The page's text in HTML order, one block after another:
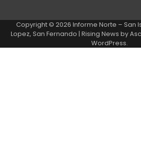
Copyright © 2026 Informe Norte – San
Lopez, San Fernando | Rising News by
WordPress.